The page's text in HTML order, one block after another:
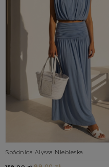
Spódnica Alyssa Niebieska